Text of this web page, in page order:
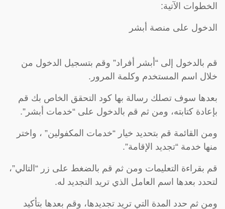
الخطوات الآتية:
الدخول على منصة أبشر
قم بالدخول إلى “أبشر أفراد” وقم بتسجيل الدخول من
خلال اسم المستخدم وكلمة المرور.
بعدها سوف تصلك رسالة بها كود التحقق الخاص بك قم
بإعادة كتابته، ومن ثم قم بالدخول على “خدمات أبشر”.
ومن القائمة قم بتحديد خيار “خدمات المكفولين” ، واختر
منها خدمة “تجديد الإقامة”.
قم بقراءة التعليمات ومن ثم قم بالضغط على زر “التالي”،
لتحدد بعدها اسم العامل الذي تريد التجديد له.
ومن ثم حدد المدة التي تريد تجديدها، وقم بعدها بتأكيد